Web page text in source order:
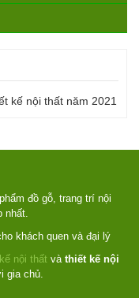
kế nội thất năm 2021
đồ gỗ, trang trí nội
nhất.
khách quen và đại lý
nội thất và thiết kế nội
gia chủ.